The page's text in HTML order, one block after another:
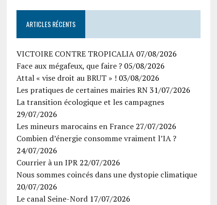
ARTICLES RÉCENTS
VICTOIRE CONTRE TROPICALIA 07/08/2026
Face aux mégafeux, que faire ? 05/08/2026
Attal « vise droit au BRUT » ! 03/08/2026
Les pratiques de certaines mairies RN 31/07/2026
La transition écologique et les campagnes
29/07/2026
Les mineurs marocains en France 27/07/2026
Combien d’énergie consomme vraiment l’IA ?
24/07/2026
Courrier à un IPR 22/07/2026
Nous sommes coincés dans une dystopie climatique
20/07/2026
Le canal Seine-Nord 17/07/2026